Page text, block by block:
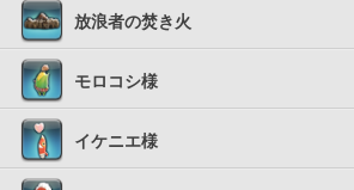
放浪者の焚き火
モロコシ様
イケニエ様